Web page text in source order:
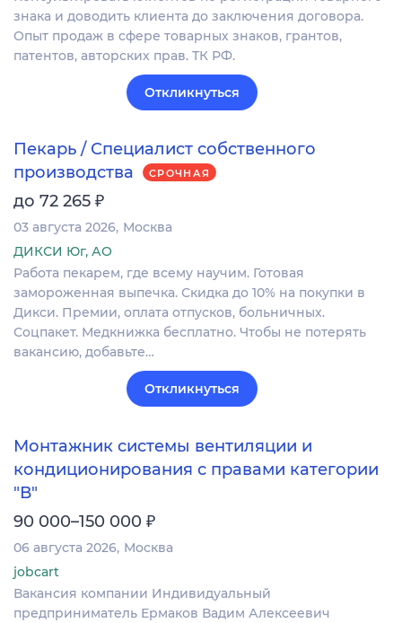
знака и доводить клиента до заключения договора.
Опыт продаж в сфере товарных знаков, грантов,
патентов, авторских прав. ТК РФ.
Откликнуться
Пекарь / Специалист собственного
производства
СРОЧНАЯ
до 72 265 ₽
03 августа 2026 Москва
ДИКСИ Юг, АО
Работа пекарем, где всему научим. Готовая
замороженная выпечка. Скидка до 10% на покупки в
Дикси. Премии, оплата отпусков, больничных.
Соцпакет. Медкнижка бесплатно. Чтобы не потерять
вакансию, добавьте…
Откликнуться
Монтажник системы вентиляции и
кондиционирования с правами категории
"В"
90 000–150 000 ₽
06 августа 2026 Москва
jobcart
Вакансия компании Индивидуальный
предприниматель Ермаков Вадим Алексеевич